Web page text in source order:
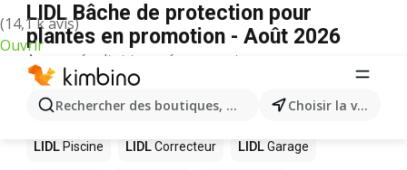
(14,1 k avis)
Ouvrir
Rechercher des boutiques, des catégories, des Choisir la ville
LIDL Bâche de protection pour
plantes en promotion - Août 2026
Aucun résultat trouvé pour ce terme.
D’autres produits dans les magasins
LIDL
LIDL Piscine LIDLCorrecteur LIDLGarage